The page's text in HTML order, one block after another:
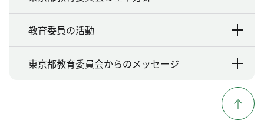
教育委員の活動
東京都教育委員会からのメッセージ